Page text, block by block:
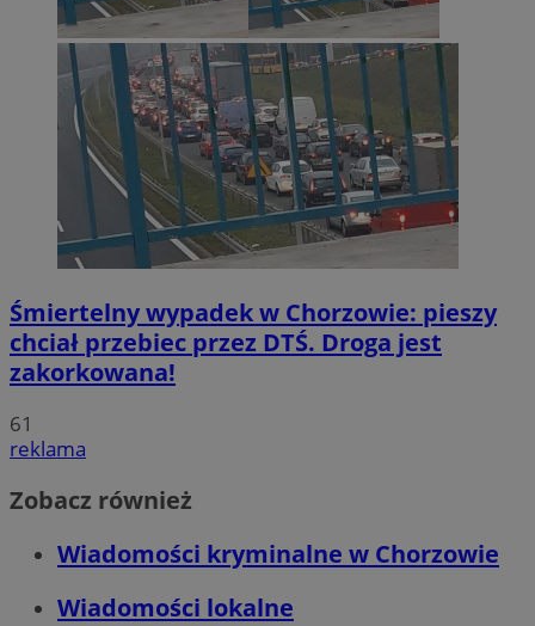
Śmiertelny wypadek w Chorzowie: pieszy
chciał przebiec przez DTŚ. Droga jest
zakorkowana!
61
reklama
Zobacz również
Wiadomości kryminalne w Chorzowie
Wiadomości lokalne